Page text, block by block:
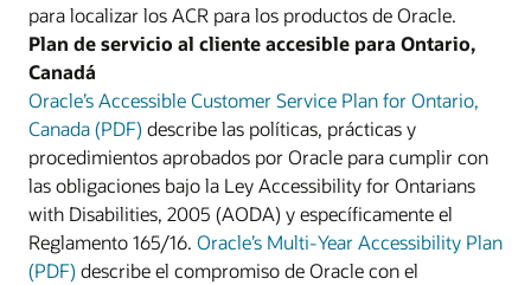
para localizar los ACR para los productos de Oracle.
Plan de servicio al cliente accesible para Ontario,
Canadá
Oracle’s Accessible Customer Service Plan for Ontario,
Canada (PDF)describe las políticas, prácticas y
procedimientos aprobados por Oracle para cumplir con
las obligaciones bajo la Ley Accessibility for Ontarians
with Disabilities, 2005 (AODA) y específicamente el
Reglamento 165/16. Oracle’s Multi-Year Accessibility Plan
(PDF)describe el compromiso de Oracle con el